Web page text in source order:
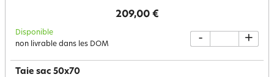
209,00 €
Disponible
non livrable dans les DOM
- +
Taie sac 50x70